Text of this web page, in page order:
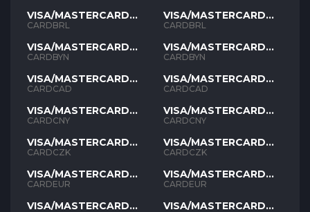
VISA/MASTERCARD
BRL
CARDBRL
VISA/MASTERCARD
BYN
CARDBYN
VISA/MASTERCARD
CAD
CARDCAD
VISA/MASTERCARD
CNY
CARDCNY
VISA/MASTERCARD
CZK
CARDCZK
VISA/MASTERCARD
EUR
CARDEUR
VISA/MASTERCARD
VISA/MASTERCARD
BRL
CARDBRL
VISA/MASTERCARD
BYN
CARDBYN
VISA/MASTERCARD
CAD
CARDCAD
VISA/MASTERCARD
CNY
CARDCNY
VISA/MASTERCARD
CZK
CARDCZK
VISA/MASTERCARD
EUR
CARDEUR
VISA/MASTERCARD